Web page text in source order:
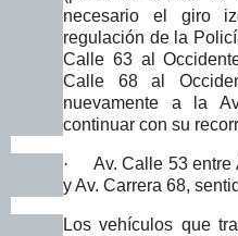
necesario el giro
regulación de la
Calle 63 al
Calle 68 al
nuevamente a la
continuar con su
·
Av. Calle 53 entre
y Av. Carrera 68,
Los vehículos que